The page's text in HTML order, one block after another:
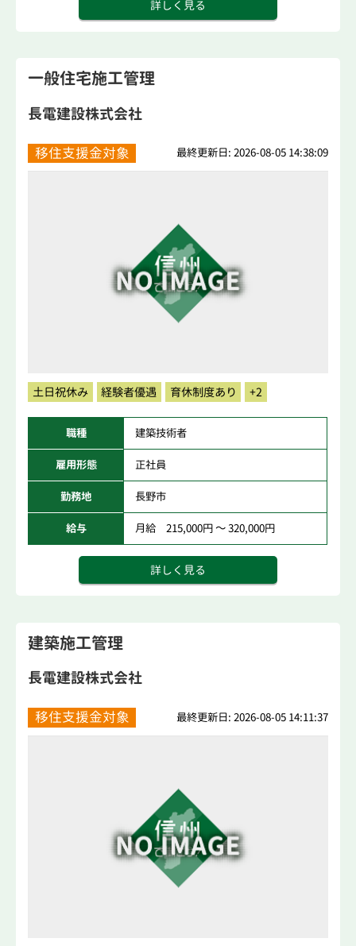
詳しく見る
一般住宅施工管理
長電建設株式会社
移住支援金対象 最終更新日: 2026-08-05 14:38:09
土日祝休み 経験者優遇 育休制度あり +2
職種 建築技術者
雇用形態 正社員
勤務地 長野市
給与 月給 215,000円 ～ 320,000円
詳しく見る
建築施工管理
長電建設株式会社
移住支援金対象 最終更新日: 2026-08-05 14:11:37